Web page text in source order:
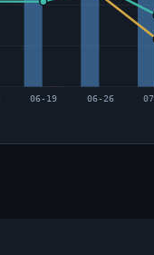
06-19 06-26